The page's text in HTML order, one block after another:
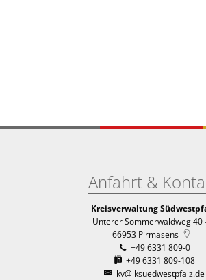
Anfahrt &
Kreisverwaltung
Unterer Sommerwaldweg
66953 Pirmasens
+49 6331 809-0
+49 6331 809-108
kv@lksuedwestpfalz.de